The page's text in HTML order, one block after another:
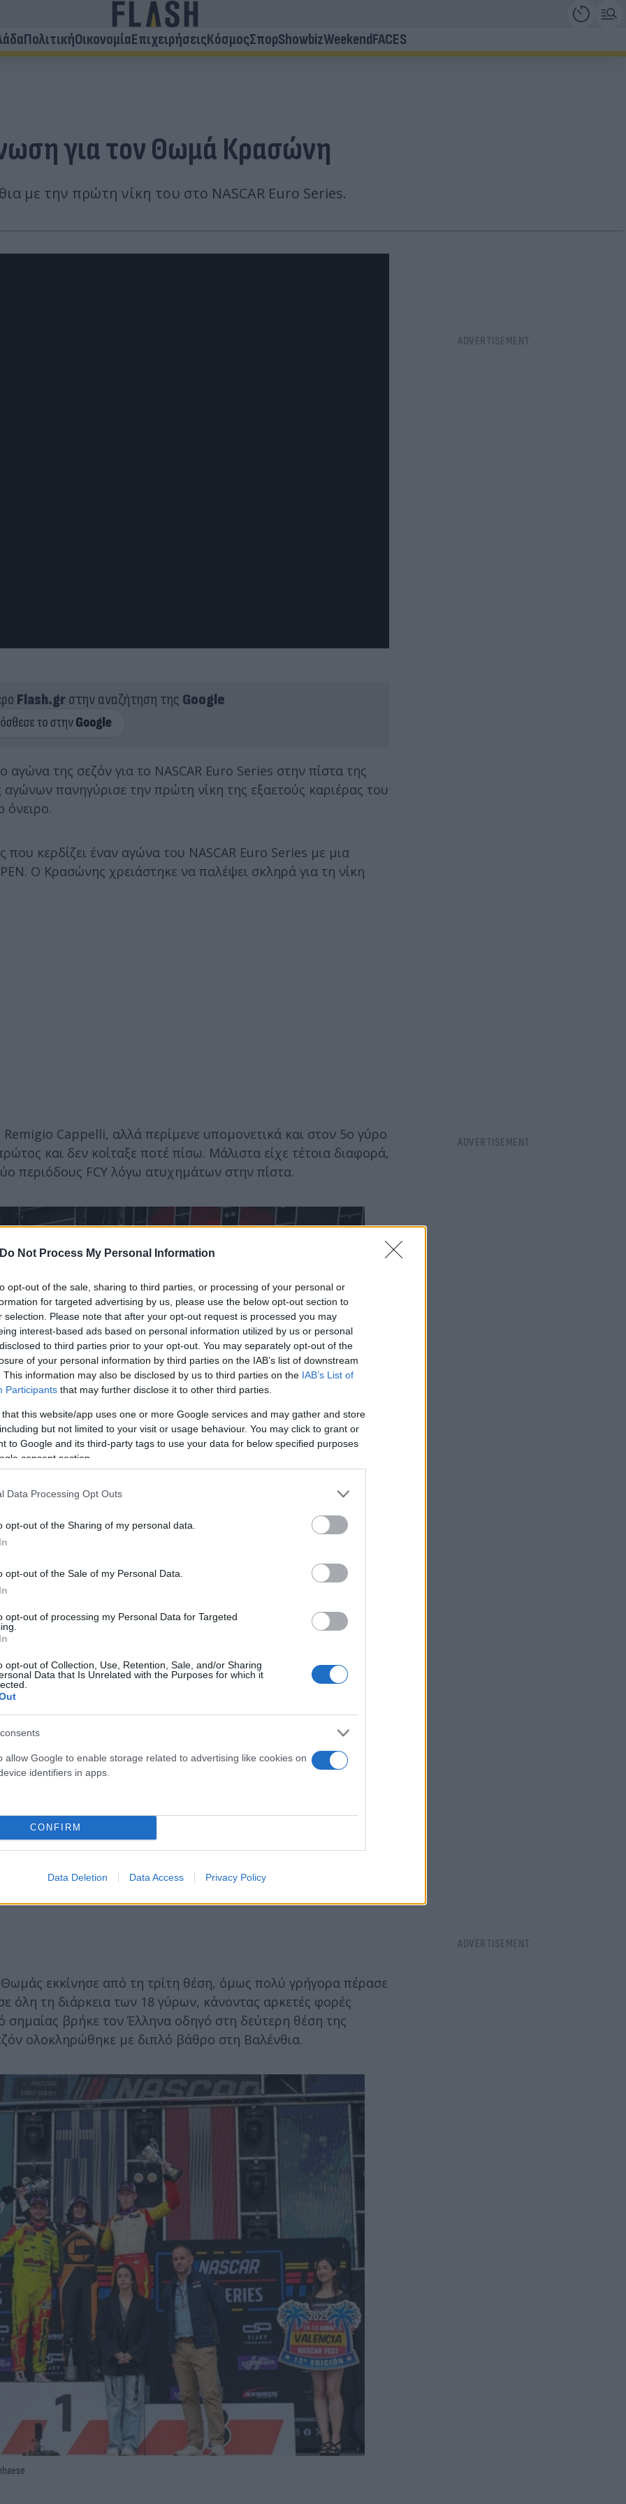
Do Not Process My Personal Information
opt-out of the sale, sharing to third parties, or processing of your personal or
for targeted advertising by us, please use the below opt-out section to
selection. Please note that after your opt-out request is processed you may
interest-based ads based on personal information utilized by us or personal
to third parties prior to your opt-out. You may separately opt-out of the
of your personal information by third parties on the IAB’s list of downstream
This information may also be disclosed by us to third parties on the IAB’s List of
Participants that may further disclose it to other third parties.
that this website/app uses one or more Google services and may gather and store
but not limited to your visit or usage behaviour. You may click to grant or
to Google and its third-party tags to use your data for below specified purposes
consent section.
Data Processing Opt Outs
opt-out of the Sharing of my personal data.
opt-out of the Sale of my Personal Data.
opt-out of processing my Personal Data for Targeted
opt-out of Collection, Use, Retention, Sale, and/or Sharing
Data that Is Unrelated with the Purposes for which it
allow Google to enable storage related to advertising like cookies on
identifiers in apps.
CONFIRM
Data Deletion Data Access Privacy Policy
ΠολιτικήΟικονομίαΕπιχειρήσειςΚόσμοςΣπορShowbizWeekendFACES
για τον Θωμά Κρασώνη
με την πρώτη νίκη του στο NASCAR Euro Series.
Flash.grστην αναζήτηση της Google
της σεζόν για το NASCAR Euro Series στην πίστα της
πανηγύρισε την πρώτη νίκη της εξαετούς καριέρας του
όνειρο.
κερδίζει έναν αγώνα του NASCAR Euro Series με μια
Ο Κρασώνης χρειάστηκε να παλέψει σκληρά για τη νίκη
Cappelli, αλλά περίμενε υπομονετικά και στον 5ο γύρο
και δεν κοίταξε ποτέ πίσω. Μάλιστα είχε τέτοια διαφορά,
περιόδους FCY λόγω ατυχημάτων στην πίστα.
χαρούμενος ο Κρασώνης λίγο μετά από τη μεγάλη νίκη
ομάδα μου PK, τον προσωπικό μου γυμναστή και όλους όσοι
εναρκτήριο αγώνα πολύ καλά προετοιμασμένοι, οπότε το
Έκανα ένα μικρό λάθος με το καθυστερημένο φρενάρισμα
εμπειρία για τον αγώνα στην κατηγορία PRO, όπου πρέπει να
ένα υπέροχο Σάββατο
εκκίνησε από τη τρίτη θέση, όμως πολύ γρήγορα πέρασε
όλη τη διάρκεια των 18 γύρων, κάνοντας αρκετές φορές
βρήκε τον Έλληνα οδηγό στη δεύτερη θέση της
ολοκληρώθηκε με διπλό βάθρο στη Βαλένθια.